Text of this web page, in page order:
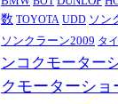
数 TOYOTA UDD ソン
ソンクラーン2009 タ
ンコクモーター
クモーターショ